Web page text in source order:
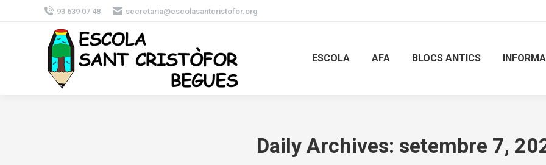
93 639 07 48 secretaria@escolasantcristofor.org
ESCOLA AFA BLOCS ANTICS
Daily Archives: setembre 7,